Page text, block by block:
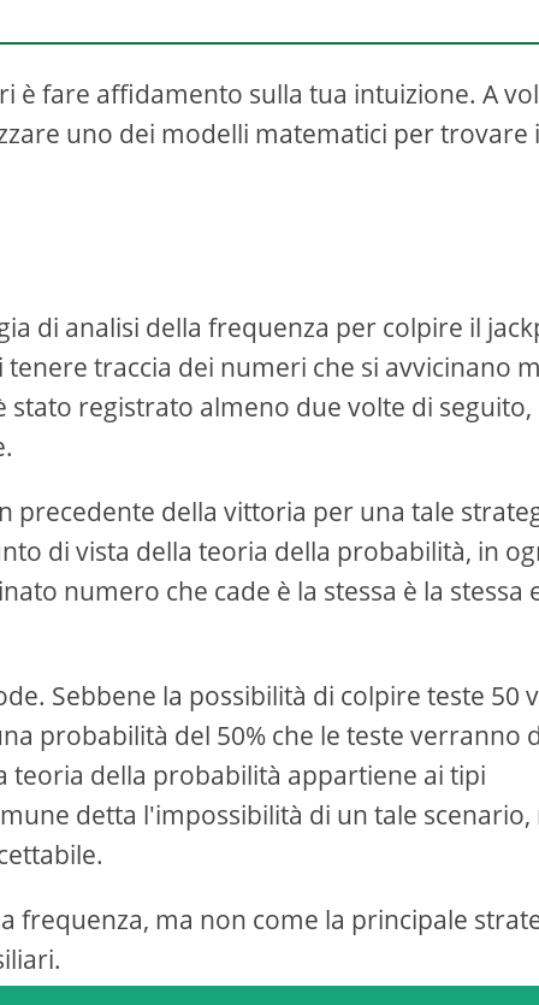
è fare affidamento sulla tua intuizione. A
uno dei modelli matematici per trovare
di analisi della frequenza per colpire il
traccia dei numeri che si avvicinano
stato registrato almeno due volte di seguito,
precedente della vittoria per una tale
di vista della teoria della probabilità, in
numero che cade è la stessa è la stessa
Sebbene la possibilità di colpire teste 50
probabilità del 50% che le teste verranno
teoria della probabilità appartiene ai tipi
detta l'impossibilità di un tale scenario,
frequenza, ma non come la principale